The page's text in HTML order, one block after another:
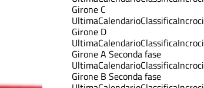
Girone C
UltimaCalendarioClassificaIncroci
Girone D
UltimaCalendarioClassificaIncroci
Girone A Seconda fase
UltimaCalendarioClassificaIncroci
Girone B Seconda fase